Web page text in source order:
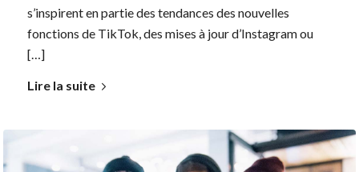
s’inspirent en partie des tendances des nouvelles
fonctions de TikTok, des mises à jour d’Instagram ou
[…]
Lire la suite